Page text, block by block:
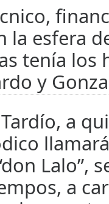
la esfera
tenía los
y
a
Lalo”,
a